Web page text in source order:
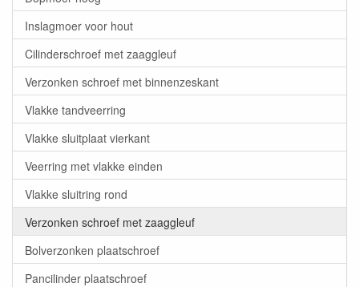
Inslagmoer voor hout
Cilinderschroef met zaaggleuf
Verzonken schroef met binnenzeskant
Vlakke tandveerring
Vlakke sluitplaat vierkant
Veerring met vlakke einden
Vlakke sluitring rond
Verzonken schroef met zaaggleuf
Bolverzonken plaatschroef
Pancilinder plaatschroef